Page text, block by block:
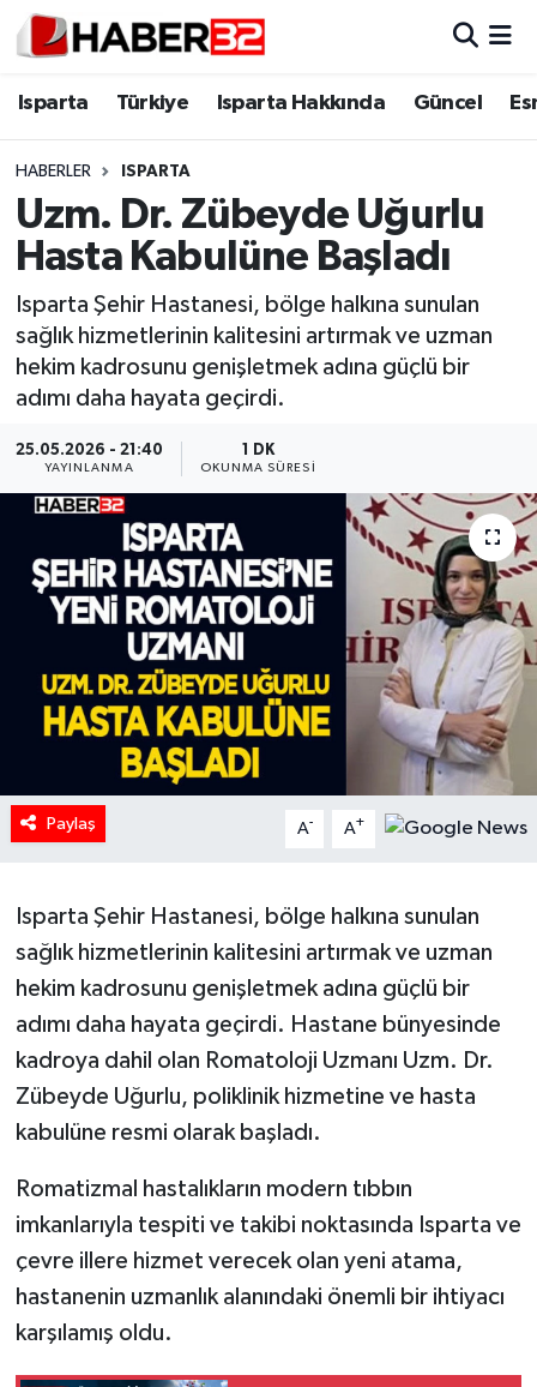
Isparta Türkiye Isparta Hakkında Güncel
HABERLER ISPARTA
Uzm. Dr. Zübeyde Uğurlu
Hasta Kabulüne Başladı
Isparta Şehir Hastanesi, bölge halkına sunulan
sağlık hizmetlerinin kalitesini artırmak ve uzman
hekim kadrosunu genişletmek adına güçlü bir
adımı daha hayata geçirdi.
25.05.2026 - 21:40
YAYINLANMA
1 DK
OKUNMA SÜRESI
Paylaş A- A+
Isparta Şehir Hastanesi, bölge halkına sunulan
sağlık hizmetlerinin kalitesini artırmak ve uzman
hekim kadrosunu genişletmek adına güçlü bir
adımı daha hayata geçirdi. Hastane bünyesinde
kadroya dahil olan Romatoloji Uzmanı Uzm. Dr.
Zübeyde Uğurlu, poliklinik hizmetine ve hasta
kabulüne resmi olarak başladı.
Romatizmal hastalıkların modern tıbbın
imkanlarıyla tespiti ve takibi noktasında Isparta ve
çevre illere hizmet verecek olan yeni atama,
hastanenin uzmanlık alanındaki önemli bir ihtiyacı
karşılamış oldu.
Isparta
Esnaf Diyor ki;
ASAYİŞ
BİLİM VE TEKNOLOJİ
EĞİTİM
GENEL
Güncel
HABERDE İNSAN
KÜLTÜR SANAT
MAGAZİN
Oyun
RESMİ İLANLAR
Spor
Tarihi Yapılarımız
Teknoloji
Türkiye
İletişim
Isparta Nöbetçi Eczaneler
Isparta Trafik Yoğunluk Haritası
Süper Lig Puan Durumu ve Fikstür
Tüm Manşetler
Son Dakika Haberleri
Haber Arşivi